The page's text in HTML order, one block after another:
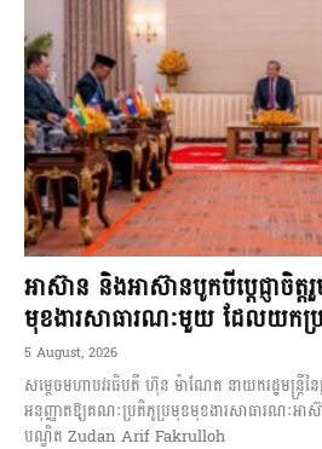
អាស៊ាន និងអាស៊ានបូកបីប្តេជ្ញាចិត្ត
មុខងារសាធារណៈមួយ ដែលយកប្រ
5 August, 2026
សម្តេចមហាបវរធិបតី ហ៊ុន ម៉ាណែត នាយករដ្ឋមន្ត្រីនៃ
អនុញ្ញាតឱ្យគណៈប្រតិភូប្រមុខមុខងារសាធារណៈអ
បណ្ឌិត Zudan Arif Fakrulloh